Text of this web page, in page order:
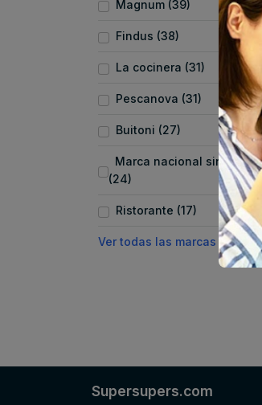
Magnum (39)
Findus (38)
La cocinera (31)
Pescanova (31)
Buitoni (27)
Marca nacional sin marca
(24)
Ristorante (17)
Ver todas las marcas
Supersupers.com